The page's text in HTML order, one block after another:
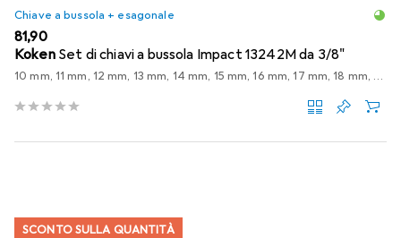
Chiave a bussola + esagonale
EUR
81,90
Koken Set di chiavi a bussola Impact 13242M da 3/8"
10 mm, 11 mm, 12 mm, 13 mm, 14 mm, 15 mm, 16 mm, 17 mm, 18 mm, 19 mm, 9 mm
SCONTO SULLA QUANTITÀ